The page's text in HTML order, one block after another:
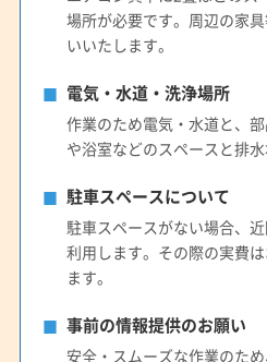
場所が必要です。周辺の家
いいたします。
電気・水道・洗浄場所
作業のため電気・水道と、
や浴室などのスペースと排
駐車スペースについて
駐車スペースがない場合、
利用します。その際の実費
ます。
事前の情報提供のお願い
安全・スムーズな作業のた